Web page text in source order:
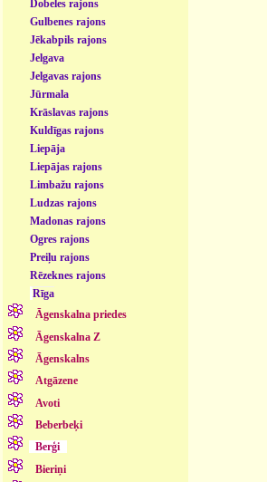
Dobeles rajons
Gulbenes rajons
Jēkabpils rajons
Jelgava
Jelgavas rajons
Jūrmala
Krāslavas rajons
Kuldīgas rajons
Liepāja
Liepājas rajons
Limbažu rajons
Ludzas rajons
Madonas rajons
Ogres rajons
Preiļu rajons
Rēzeknes rajons
Rīga
Āgenskalna priedes
Āgenskalna Z
Āgenskalns
Atgāzene
Avoti
Beberbeķi
Berģi
Bieriņi